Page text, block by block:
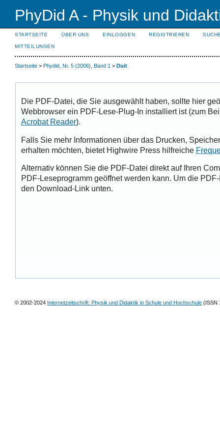
PhyDid A - Physik und
STARTSEITE ÜBER UNS EINLOGGEN REGISTRIEREN
MITTEILUNGEN
Startseite > Phydid, Nr. 5 (2006), Band 1 > Duit
Die PDF-Datei, die Sie ausgewählt haben, sollte hier
Webbrowser ein PDF-Lese-Plug-In installiert ist (zum
Acrobat Reader).
Falls Sie mehr Informationen über das Drucken,
erhalten möchten, bietet Highwire Press hilfreiche
Alternativ können Sie die PDF-Datei direkt auf Ihren
PDF-Leseprogramm geöffnet werden kann. Um die
den Download-Link unten.
© 2002-2024 Internetzeitschrift: Physik und Didaktik in Schule und Hochschule (ISSN